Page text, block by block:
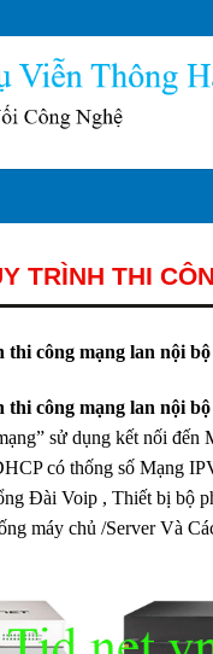
TRÌNH THI
công mạng lan nội
công mạng lan nội
sử dụng kết nối
có thống số Mạng
Đài Voip , Thiết bị bộ
máy chủ /Server Và